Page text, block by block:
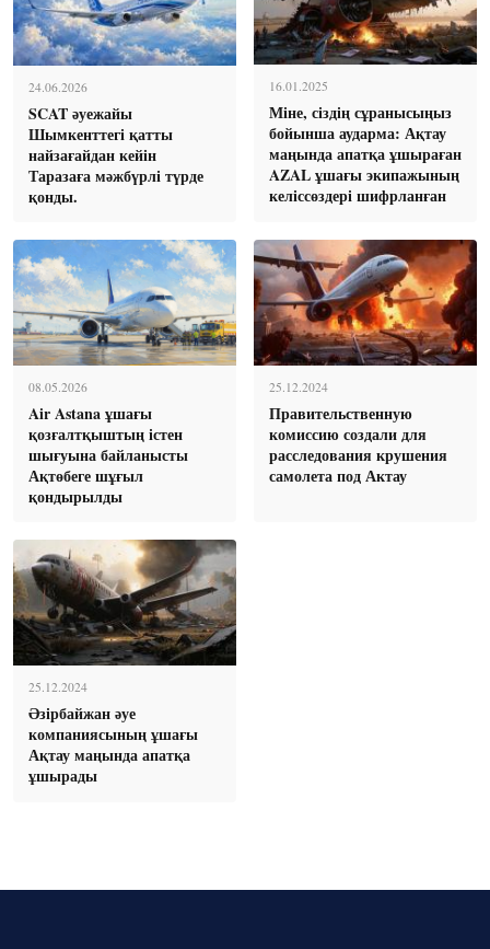
24.06.2026
SCAT әуежайы
Шымкенттегі қатты
найзағайдан кейін
Таразаға мәжбүрлі түрде
қонды.
16.01.2025
Міне, сіздің сұранысыңыз
бойынша аударма: Ақтау
маңында апатқа ұшыраған
AZAL ұшағы экипажының
келіссөздері шифрланған
08.05.2026
Air Astana ұшағы
қозғалтқыштың істен
шығуына байланысты
Ақтөбеге шұғыл
қондырылды
25.12.2024
Правительственную
комиссию создали для
расследования крушения
самолета под Актау
25.12.2024
Әзірбайжан әуе
компаниясының ұшағы
Ақтау маңында апатқа
ұшырады